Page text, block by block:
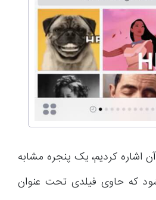
اشاره کردیم، یک پنجره مشابه
که حاوی فیلدی تحت عنوان